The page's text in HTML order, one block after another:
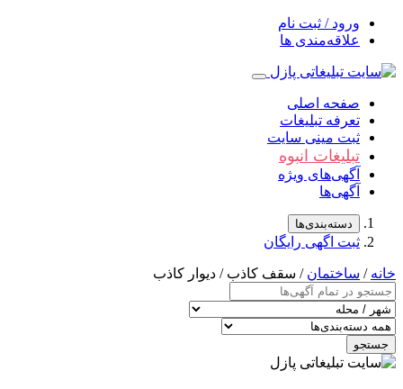
ورود / ثبت نام
علاقه‌مندی ها
صفحه اصلی
تعرفه تبلیغات
ثبت مینی سایت
تبلیغات انبوه
آگهی‌های ویژه
آگهی‌ها
دسته‌بندی‌ها
ثبت اگهی رایگان
خانه / ساختمان / سقف کاذب / دیوار کاذب
جستجو